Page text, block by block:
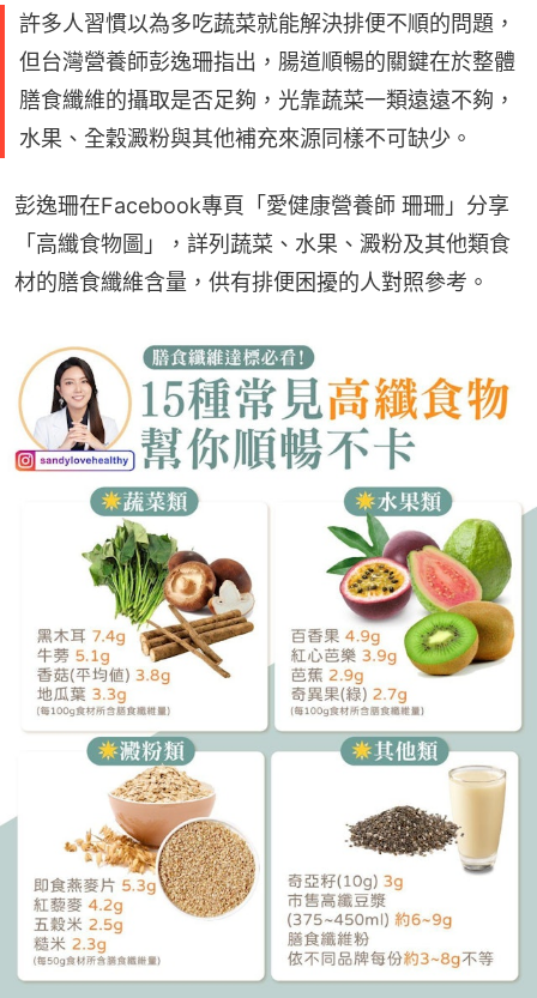
許多人習慣以為多吃蔬菜就能解決排便不順的問題，
但台灣營養師彭逸珊指出，腸道順暢的關鍵在於整體
膳食纖維的攝取是否足夠，光靠蔬菜一類遠遠不夠，
水果、全穀澱粉與其他補充來源同樣不可缺少。
彭逸珊在Facebook專頁「愛健康營養師 珊珊」分享
「高纖食物圖」，詳列蔬菜、水果、澱粉及其他類食
材的膳食纖維含量，供有排便困擾的人對照參考。